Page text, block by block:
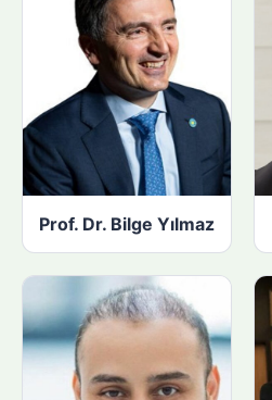
Prof. Dr. Bilge Yılmaz